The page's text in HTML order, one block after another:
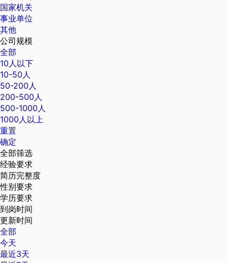
国家机关
事业单位
其他
公司规模
全部
10人以下
10-50人
50-200人
200-500人
500-1000人
1000人以上
重置
确定
全部筛选
经验要求
简历完整度
性别要求
学历要求
到岗时间
更新时间
全部
今天
最近3天